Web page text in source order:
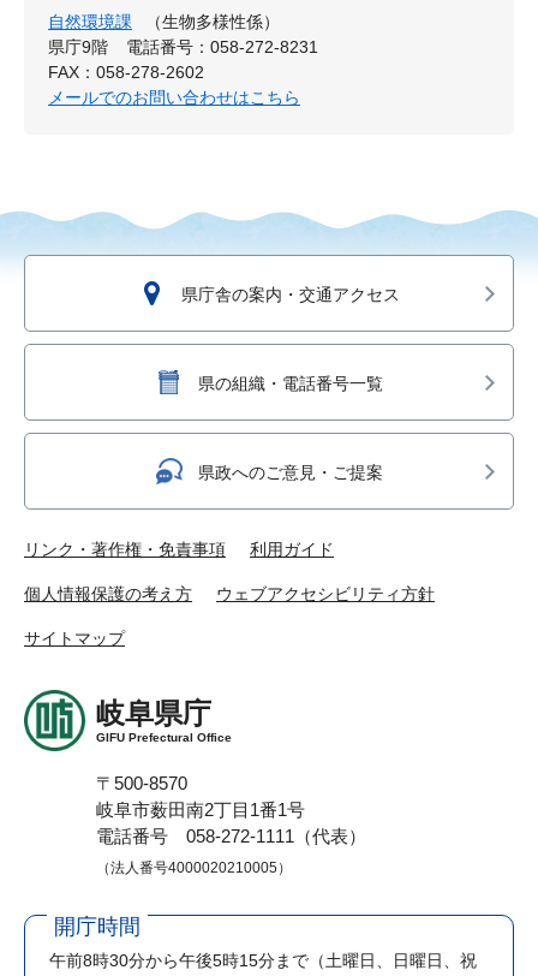
自然環境課
（生物多様性係）
県庁9階
電話番号：058-272-8231
FAX：058-278-2602
メールでのお問い合わせはこちら
県庁舎の案内・交通アクセス
県の組織・電話番号一覧
県政へのご意見・ご提案
リンク・著作権・免責事項 利用ガイド
個人情報保護の考え方 ウェブアクセシビリティ方針
サイトマップ
岐阜県庁
GIFU Prefectural Office
〒500-8570
岐阜市薮田南2丁目1番1号
電話番号 058-272-1111（代表）
（法人番号4000020210005）
開庁時間
午前8時30分から午後5時15分まで （土曜日、日曜日、祝